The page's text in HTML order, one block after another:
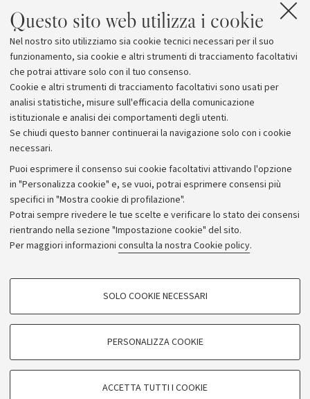
Questo sito web utilizza i cookie
Nel nostro sito utilizziamo sia cookie tecnici necessari per il suo
funzionamento, sia cookie e altri strumenti di tracciamento facoltativi
che potrai attivare solo con il tuo consenso.
Cookie e altri strumenti di tracciamento facoltativi sono usati per
analisi statistiche, misure sull'efficacia della comunicazione
istituzionale e analisi dei comportamenti degli utenti.
Se chiudi questo banner continuerai la navigazione solo con i cookie
necessari.
Puoi esprimere il consenso sui cookie facoltativi attivando l'opzione
in "Personalizza cookie" e, se vuoi, potrai esprimere consensi più
specifici in "Mostra cookie di profilazione".
Potrai sempre rivedere le tue scelte e verificare lo stato dei consensi
rientrando nella sezione "Impostazione cookie" del sito.
Per maggiori informazioni consulta la nostra Cookie policy.
COOKIE DI PROFILAZIONE - FACOLTATIVI
COOKIE TECNICI - NECESSARI
SOLO COOKIE NECESSARI
PERSONALIZZA COOKIE
ACCETTA TUTTI I COOKIE
info@museoebraicobo.it
ufficio stampa: Museo Ebraico di Bologna Isabella
Scandaletti tel. 051.6569003
iscandaletti@museoebraicobo.it
Archivio
Comunicati stampa
Redazione
Rassegna stampa
© Copyright 2026 - ALMA MATER STUDIORUM - Università di
Bologna - Via Zamboni, 33 - 40126 Bologna - PI: 01131710376 -
CF: 80007010376